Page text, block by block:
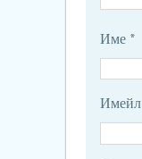
Име *
Имейл